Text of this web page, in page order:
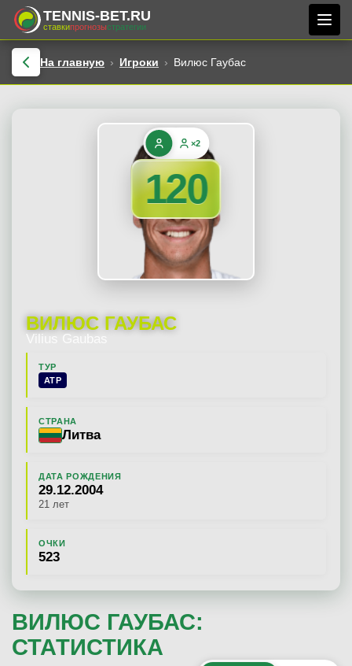
TENNIS-BET.RU
ставкипрогнозыстратегии
На главную Игроки Вилюс Гаубас
ВИЛЮС ГАУБАС
Vilius Gaubas
ТУР
ATP
СТРАНА
Литва
ДАТА РОЖДЕНИЯ
29.12.2004
21 лет
ОЧКИ
523
×2
120
ВИЛЮС ГАУБАС:
СТАТИСТИКА